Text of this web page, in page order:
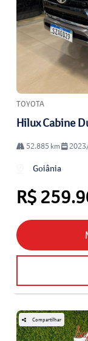
TOYOTA
Hilux Cabine
52.885 km
Goiânia
R$
Compartilhar